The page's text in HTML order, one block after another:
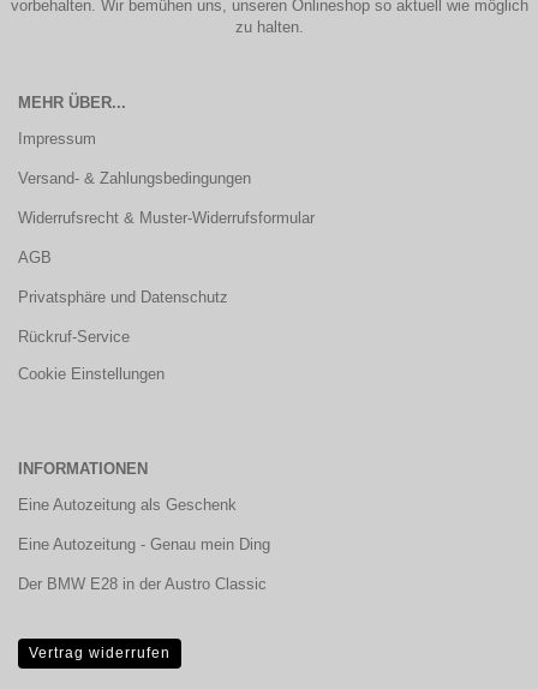
vorbehalten. Wir bemühen uns, unseren Onlineshop so aktuell wie möglich
zu halten.
MEHR ÜBER...
Impressum
Versand- & Zahlungsbedingungen
Widerrufsrecht & Muster-Widerrufsformular
AGB
Privatsphäre und Datenschutz
Rückruf-Service
Cookie Einstellungen
INFORMATIONEN
Eine Autozeitung als Geschenk
Eine Autozeitung - Genau mein Ding
Der BMW E28 in der Austro Classic
Vertrag widerrufen